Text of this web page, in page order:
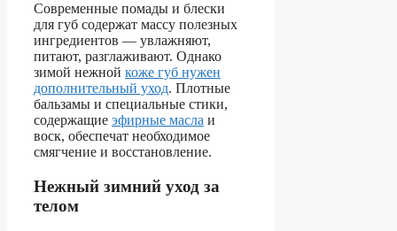
Современные помады и блески
для губ содержат массу полезных
ингредиентов — увлажняют,
питают, разглаживают. Однако
зимой нежной коже губ нужен
дополнительный уход. Плотные
бальзамы и специальные стики,
содержащие эфирные масла и
воск, обеспечат необходимое
смягчение и восстановление.
Нежный зимний уход за
телом